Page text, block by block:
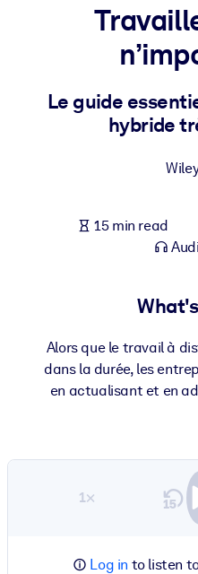
Bring bite-sized, verified
learning results.
Enrich your corporate
For AI Systems
Fuel your AI systems with
Le guide
hybride
Wiley
15 min read
Alors que le travail à
dans la durée, les
en actualisant et en
1×
Log in to listen